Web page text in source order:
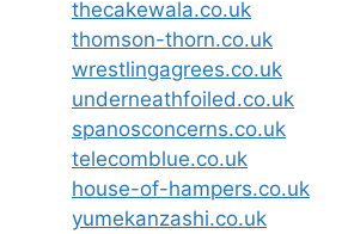
thecakewala.co.uk
thomson-thorn.co.uk
wrestlingagrees.co.uk
underneathfoiled.co.uk
spanosconcerns.co.uk
telecomblue.co.uk
house-of-hampers.co.uk
yumekanzashi.co.uk